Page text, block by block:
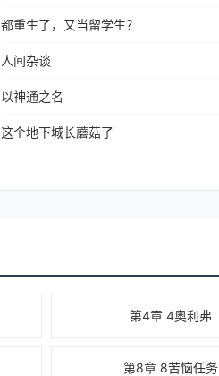
都重生了，又当留学生？
人间杂谈
以神通之名
这个地下城长蘑菇了
第4章 4奥利弗
第8章 8苦恼任务